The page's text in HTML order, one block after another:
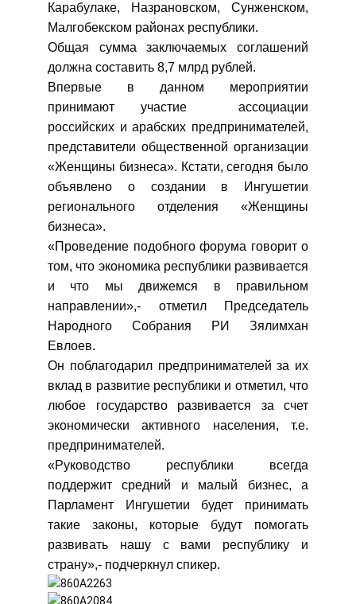
Карабулаке, Назрановском, Сунженском,
Малгобекском районах республики.
Общая сумма заключаемых соглашений
должна составить 8,7 млрд рублей.
Впервые в данном мероприятии
принимают участие ассоциации
российских и арабских предпринимателей,
представители общественной организации
«Женщины бизнеса». Кстати, сегодня было
объявлено о создании в Ингушетии
регионального отделения «Женщины
бизнеса».
«Проведение подобного форума говорит о
том, что экономика республики развивается
и что мы движемся в правильном
направлении»,- отметил Председатель
Народного Собрания РИ Зялимхан
Евлоев.
Он поблагодарил предпринимателей за их
вклад в развитие республики и отметил, что
любое государство развивается за счет
экономически активного населения, т.е.
предпринимателей.
«Руководство республики всегда
поддержит средний и малый бизнес, а
Парламент Ингушетии будет принимать
такие законы, которые будут помогать
развивать нашу с вами республику и
страну»,- подчеркнул спикер.